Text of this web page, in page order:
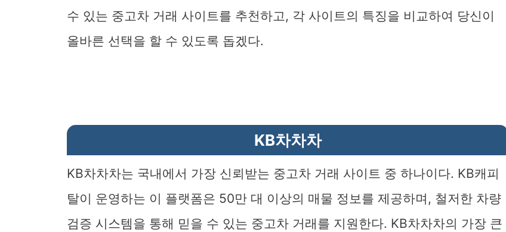
수 있는 중고차 거래 사이트를 추천하고, 각 사이트의 특징을 비교하여 당신이
올바른 선택을 할 수 있도록 돕겠다.
KB차차차
KB차차차는 국내에서 가장 신뢰받는 중고차 거래 사이트 중 하나이다. KB캐피
탈이 운영하는 이 플랫폼은 50만 대 이상의 매물 정보를 제공하며, 철저한 차량
검증 시스템을 통해 믿을 수 있는 중고차 거래를 지원한다. KB차차차의 가장 큰